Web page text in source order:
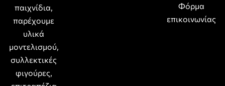
παιχνίδια,
παρέχουμε
υλικά
μοντελισμού,
συλλεκτικές
φιγούρες,
Φόρμα
επικοινωνίας